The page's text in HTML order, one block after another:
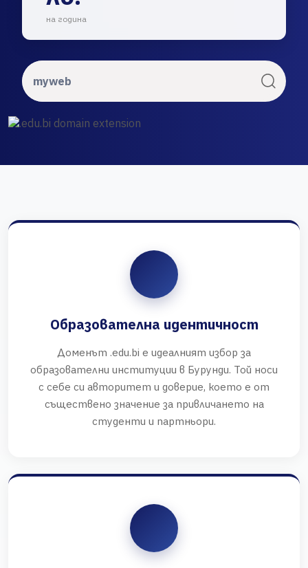
на година
Образователна идентичност
Доменът .edu.bi е идеалният избор за
образователни институции в Бурунди. Той носи
с себе си авторитет и доверие, което е от
съществено значение за привличането на
студенти и партньори.